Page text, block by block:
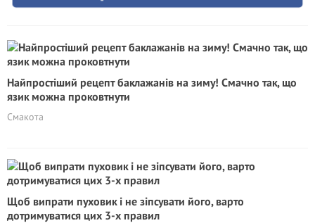
Найпростіший рецепт баклажанів на зиму! Смачно так, що
язик можна проковтнути
Смакота
Щоб випрати пуховик і не зіпсувати його, варто
дотримуватися цих 3-х правил